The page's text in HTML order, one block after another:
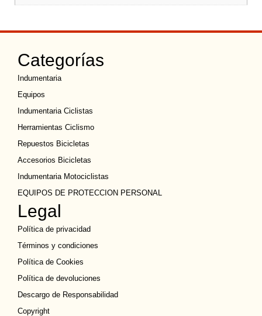
Categorías
Indumentaria
Equipos
Indumentaria Ciclistas
Herramientas Ciclismo
Repuestos Bicicletas
Accesorios Bicicletas
Indumentaria Motociclistas
EQUIPOS DE PROTECCION PERSONAL
Legal
Política de privacidad
Términos y condiciones
Política de Cookies
Política de devoluciones
Descargo de Responsabilidad
Copyright